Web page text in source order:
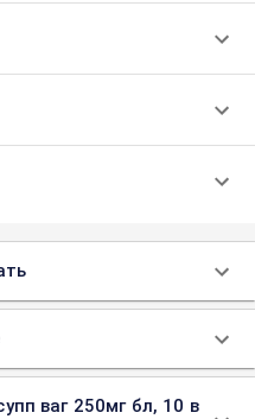
ваг 250мг бл, 10 в